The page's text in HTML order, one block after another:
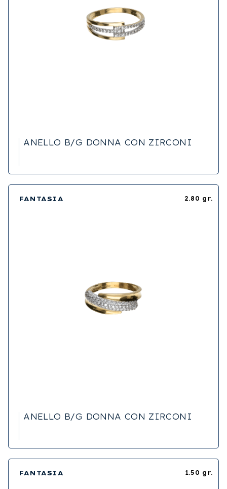
ANELLO B/G DONNA CON ZIRCONI
2.80 gr.
FANTASIA
ANELLO B/G DONNA CON ZIRCONI
1.50 gr.
FANTASIA